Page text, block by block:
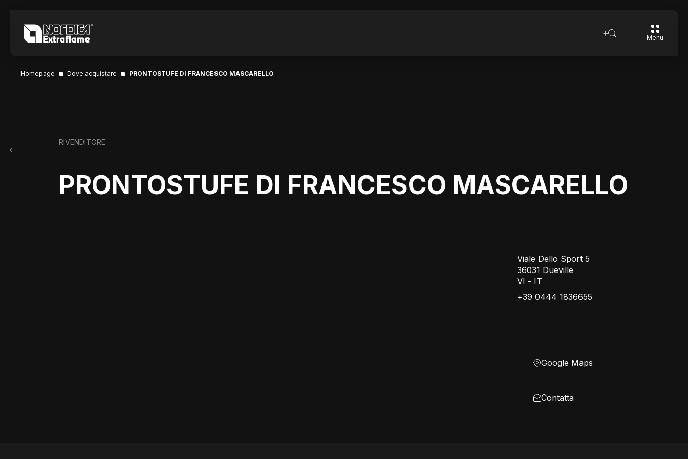
Menu
Homepage Dove acquistare PRONTOSTUFE DI FRANCESCO MASCARELLO
RIVENDITORE
PRONTOSTUFE DI FRANCESCO MASCARELLO
Viale Dello Sport 5
36031 Dueville
VI - IT
+39 0444 1836655
Google Maps
Contatta